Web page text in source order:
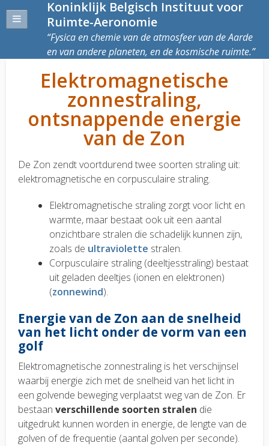
Koninklijk Belgisch Instituut voor
Ruimte-Aeronomie
Fysica en chemie van de atmosfeer van de Aarde
en van andere planeten, en de kosmische ruimte.
Elektromagnetische
zonnestraling,
ontsnappende energie
van de Zon
De Zon zendt voortdurend twee soorten straling uit:
elektromagnetische en corpusculaire straling.
Elektromagnetische straling zorgt voor licht en
warmte, maar bestaat ook uit een aantal
onzichtbare stralen die schadelijk kunnen zijn,
zoals de ultraviolette stralen.
Corpusculaire straling (deeltjesstraling) bestaat
uit geladen deeltjes (ionen en elektronen)
(zonnewind).
Energie van de Zon aan de snelheid
van het licht onder de vorm van een
golf
Elektromagnetische zonnestraling is het verschijnsel
waarbij energie zich met de snelheid van het licht in
een golvende beweging verplaatst weg van de Zon. Er
bestaan verschillende soorten stralen die
uitgedrukt kunnen worden in energie, de lengte van de
golven of de frequentie (aantal golven per seconde).